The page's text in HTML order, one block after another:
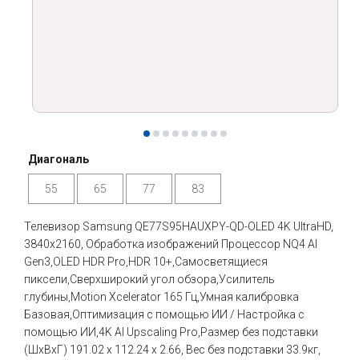
Диагональ
55 65 77 83
Телевизор Samsung QE77S95HAUXPY-QD-OLED 4K UltraHD,
3840x2160, Обработка изображений Процессор NQ4 AI
Gen3,OLED HDR Pro,HDR 10+,Самосветящиеся
пиксели,Сверхширокий угол обзора,Усилитель
глубины,Motion Xcelerator 165 Гц,Умная калибровка
Базовая,Оптимизация с помощью ИИ / Настройка с
помощью ИИ,4K AI Upscaling Pro,Размер без подставки
(ШxВxГ) 191.02 x 112.24 x 2.66, Вес без подставки 33.9кг,